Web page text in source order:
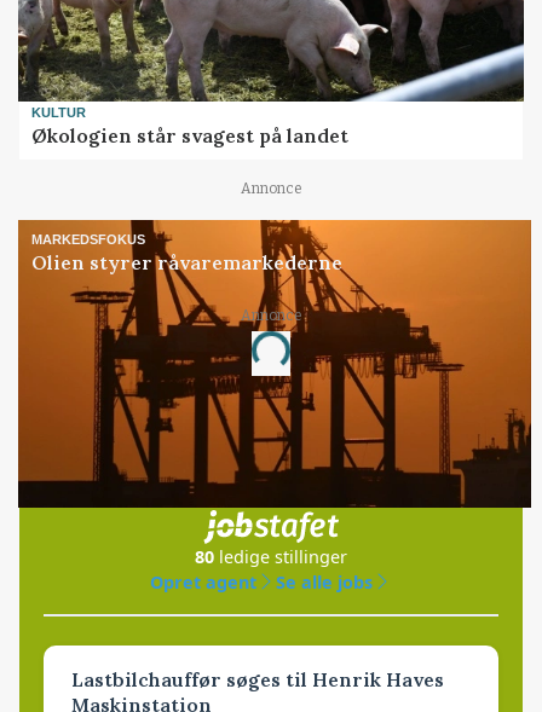
KULTUR
Økologien står svagest på landet
Annonce
MARKEDSFOKUS
Olien styrer råvaremarkederne
Annonce
Loading...
Jobs
80 ledige stillinger
Opret agent
Se alle jobs
Lastbilchauffør søges til Henrik Haves
Maskinstation